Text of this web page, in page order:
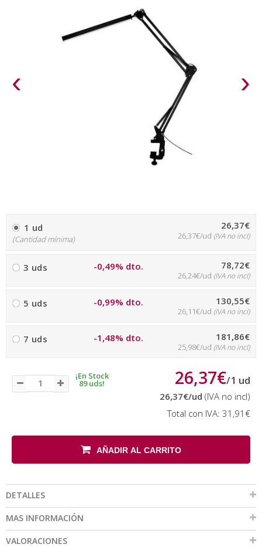
‹ ›
1 ud
(Cantidad mínima)
26,37€
26,37€/ud (IVA no incl)
3 uds -0,49% dto. 78,72€
26,24€/ud (IVA no incl)
5 uds -0,99% dto. 130,55€
26,11€/ud (IVA no incl)
7 uds -1,48% dto. 181,86€
25,98€/ud (IVA no incl)
¡En Stock
89 uds! 26,37€/1 ud
26,37€/ud (IVA no incl)
Total con IVA: 31,91€
AÑADIR AL CARRITO
DETALLES
MAS INFORMACIÓN
VALORACIONES